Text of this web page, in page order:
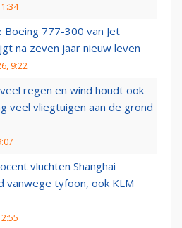
Boeing 777-300 van Jet
na zeven jaar nieuw leven
9:22
regen en wind houdt ook
veel vliegtuigen aan de grond
vluchten Shanghai
vanwege tyfoon, ook KLM